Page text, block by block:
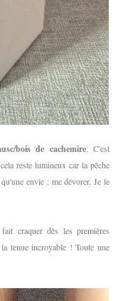
bois de cachemire. C'est
reste lumineux car la pêche
envie : me dévorer. Je le
craquer dès les premières
tenue incroyable ! Toute une